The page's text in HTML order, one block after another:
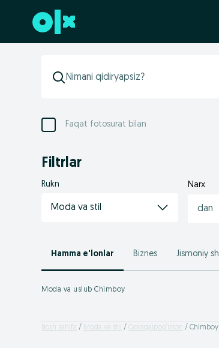
Futerga oʻtish
Faqat fotosurat bilan
Filtrlar
Rukn
Moda va stil
Narx
Hamma e'lonlar Biznes Jismoniy
Moda va uslub Chimboy
Bosh sahifa Moda va stil Qoraqalpog‘iston Chimboy